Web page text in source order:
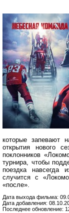
которые запевают
открытия нового
поклонников
турнира, чтобы
поездка навсегда
случится с
«после».
Дата выхода фильма:
Дата добавления:
Последнее обновление: